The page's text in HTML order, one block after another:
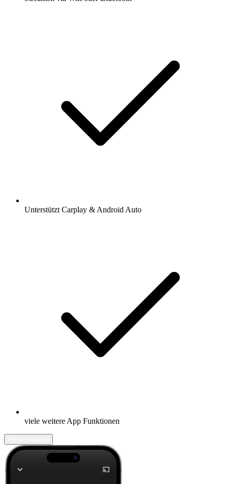
Unterstützt Carplay & Android Auto
viele weitere App Funktionen